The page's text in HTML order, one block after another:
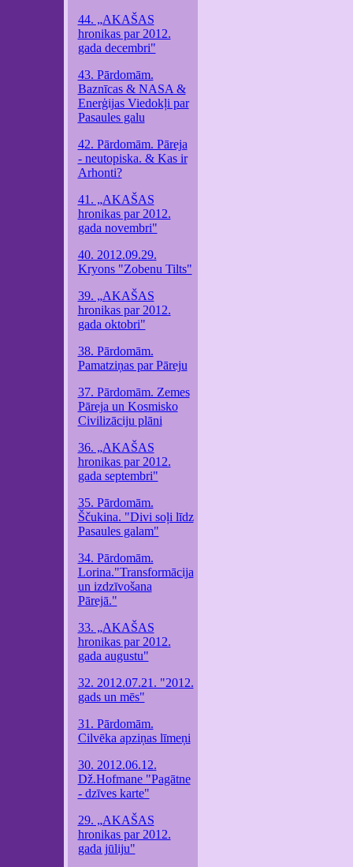
44. „AKAŠAS
hronikas par 2012.
gada decembri"
43. Pārdomām.
Baznīcas & NASA &
Enerģijas Viedokļi par
Pasaules galu
42. Pārdomām. Pāreja
- neutopiska. & Kas ir
Arhonti?
41. „AKAŠAS
hronikas par 2012.
gada novembri"
40. 2012.09.29.
Kryons "Zobenu Tilts"
39. „AKAŠAS
hronikas par 2012.
gada oktobri"
38. Pārdomām.
Pamatziņas par Pāreju
37. Pārdomām. Zemes
Pāreja un Kosmisko
Civilizāciju plāni
36. „AKAŠAS
hronikas par 2012.
gada septembri"
35. Pārdomām.
Ščukina. "Divi soļi līdz
Pasaules galam"
34. Pārdomām.
Lorina."Transformācija
un izdzīvošana
Pārejā."
33. „AKAŠAS
hronikas par 2012.
gada augustu"
32. 2012.07.21. "2012.
gads un mēs"
31. Pārdomām.
Cilvēka apziņas līmeņi
30. 2012.06.12.
Dž.Hofmane "Pagātne
- dzīves karte"
29. „AKAŠAS
hronikas par 2012.
gada jūliju"